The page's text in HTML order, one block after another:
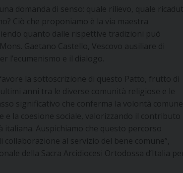
domanda di senso: quale rilievo, quale ricaduta
Ciò che proponiamo è la via maestra
quanto dalle rispettive tradizioni può
Gaetano Castello, Vescovo ausiliare di
l’ecumenismo e il dialogo.
la sottoscrizione di questo Patto, frutto di
anni tra le diverse comunità religiose e le
significativo che conferma la volontà comune
la coesione sociale, valorizzando il contributo
Auspichiamo che questo percorso
al servizio del bene comune”,
della Sacra Arcidiocesi Ortodossa d’Italia per